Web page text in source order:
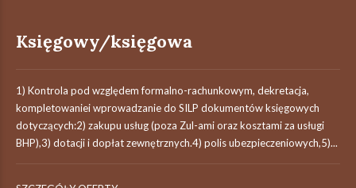
Księgowy/księgowa
1) Kontrola pod względem formalno-rachunkowym, dekretacja,
kompletowaniei wprowadzanie do SILP dokumentów księgowych
dotyczących:2) zakupu usług (poza Zul-ami oraz kosztami za usługi
BHP),3) dotacji i dopłat zewnętrznych.4) polis ubezpieczeniowych,5)...